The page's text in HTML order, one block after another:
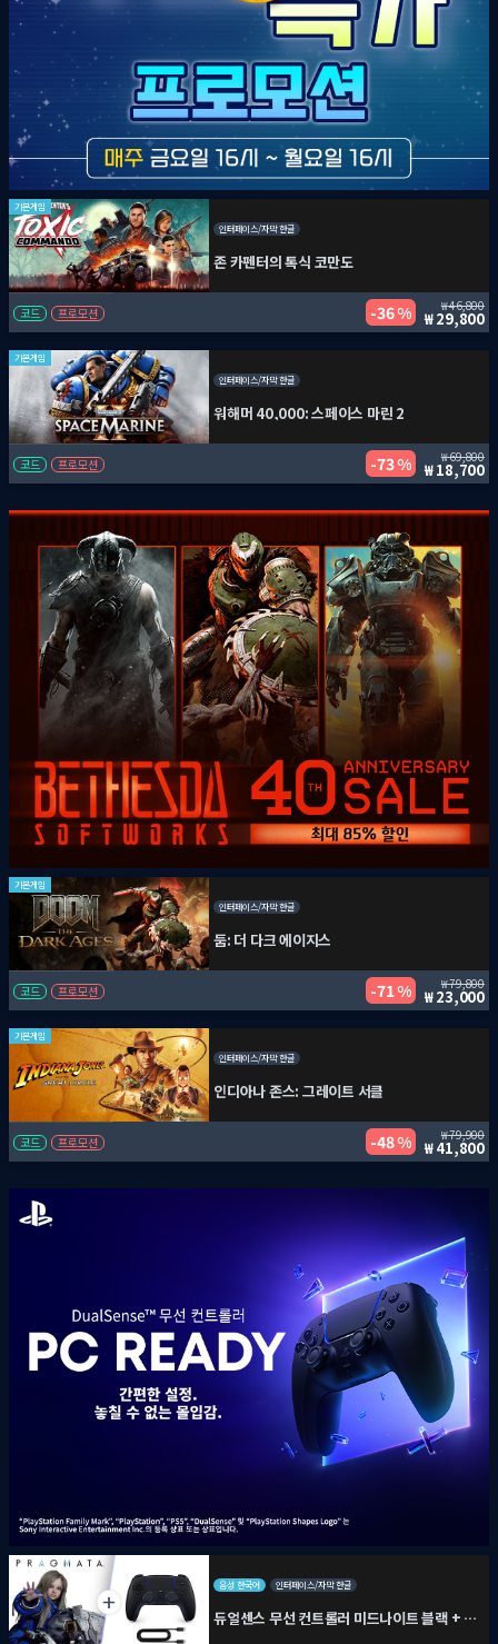
기본게임
인터페이스/자막 한글
존 카펜터의 톡식 코만도
코드 프로모션 36 % 46,800
29,800
기본게임
인터페이스/자막 한글
워해머 40,000: 스페이스 마린 2
코드 프로모션 73 % 69,800
18,700
기본게임
인터페이스/자막 한글
둠: 더 다크 에이지스
코드 프로모션 71 % 79,800
23,000
기본게임
인터페이스/자막 한글
인디아나 존스: 그레이트 서클
코드 프로모션 48 % 79,900
41,800
음성 한국어 인터페이스/자막 한글
듀얼센스 무선 컨트롤러 미드나이트 블랙 + PC용 USB 케이블 + 프래그마타